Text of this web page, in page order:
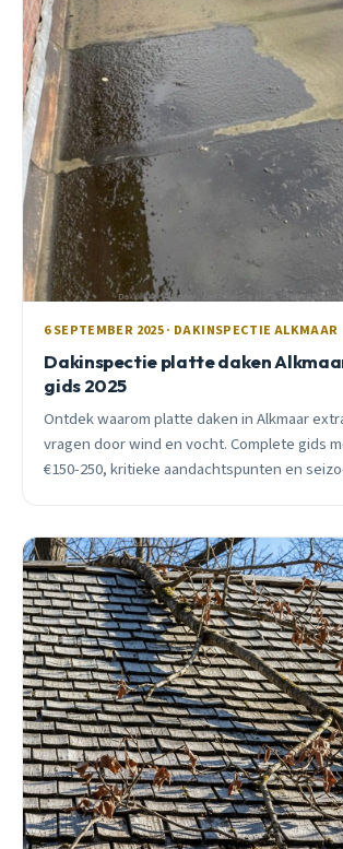
6 SEPTEMBER 2025 · DAKINSPECTIE ALKMAAR
Dakinspectie platte daken
gids 2025
Ontdek waarom platte daken in Alkmaar
vragen door wind en vocht. Complete gids
€150-250, kritieke aandachtspunten en